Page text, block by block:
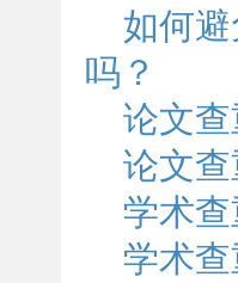
如何
吗？
论文
论文
学术
学术